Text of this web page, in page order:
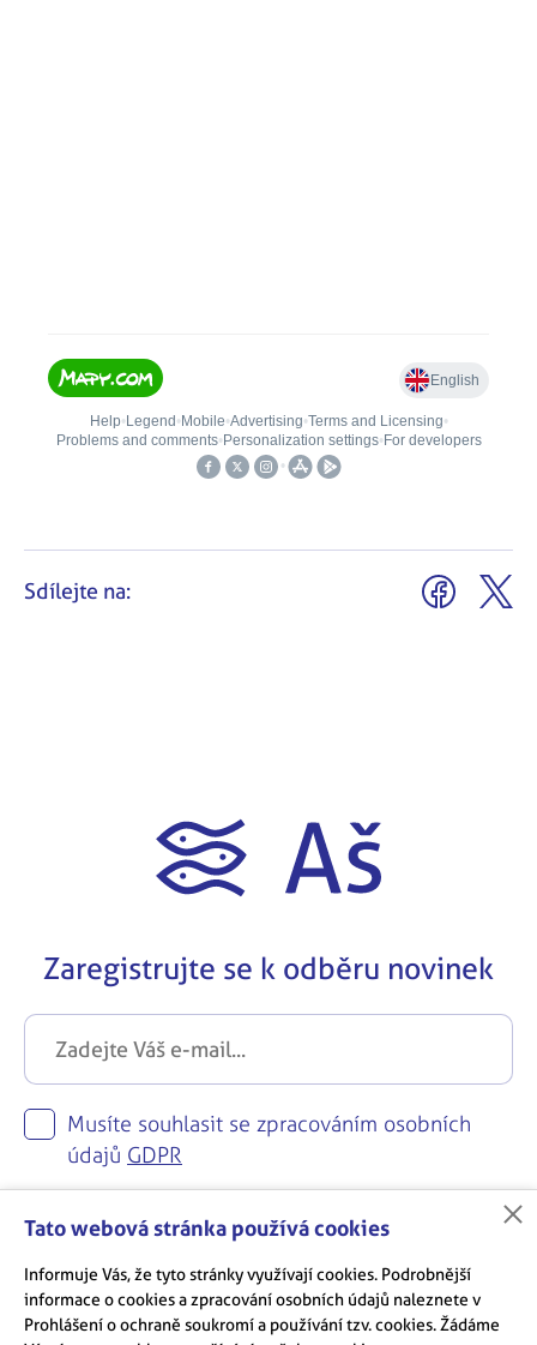
Sdílejte na:
Zaregistrujte se k odběru novinek
Musíte souhlasit se zpracováním osobních
údajů GDPR
Zaregistrovat se
Tato webová stránka používá cookies
Informuje Vás, že tyto stránky využívají cookies. Podrobnější
informace o cookies a zpracování osobních údajů naleznete v
Prohlášení o ochraně soukromí a používání tzv. cookies. Žádáme